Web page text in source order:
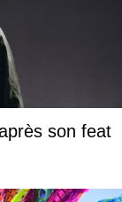
son feat